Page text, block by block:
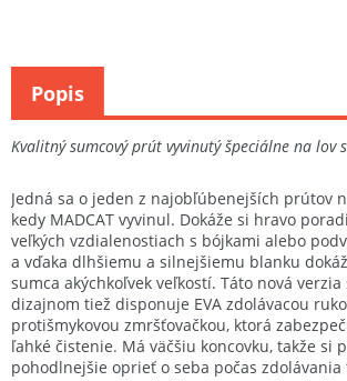
Kvalitný sumcový prút vyvinutý špeciálne na lov
Jedná sa o jeden z najobľúbenejších prútov
kedy MADCAT vyvinul. Dokáže si hravo
veľkých vzdialenostiach s bójkami alebo
a vďaka dlhšiemu a silnejšiemu blanku
sumca akýchkoľvek veľkostí. Táto nová
dizajnom tiež disponuje EVA zdolávacou
protišmykovou zmršťovačkou, ktorá
ľahké čistenie. Má väčšiu koncovku, takže si
pohodlnejšie oprieť o seba počas
Popis